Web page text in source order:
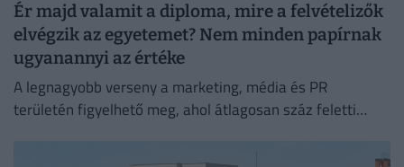
Ér majd valamit a diploma, mire a felvételizők
elvégzik az egyetemet? Nem minden papírnak
ugyanannyi az értéke
A legnagyobb verseny a marketing, média és PR
területén figyelhető meg, ahol átlagosan száz feletti